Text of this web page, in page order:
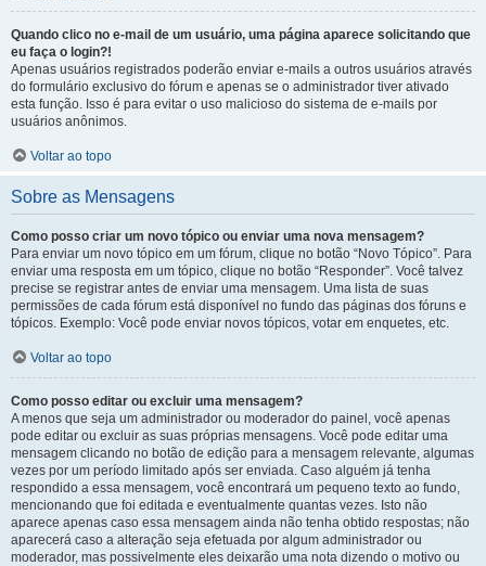
Quando clico no e-mail de um usuário, uma página aparece solicitando que
eu faça o login?!
Apenas usuários registrados poderão enviar e-mails a outros usuários através
do formulário exclusivo do fórum e apenas se o administrador tiver ativado
esta função. Isso é para evitar o uso malicioso do sistema de e-mails por
usuários anônimos.
Voltar ao topo
Sobre as Mensagens
Como posso criar um novo tópico ou enviar uma nova mensagem?
Para enviar um novo tópico em um fórum, clique no botão “Novo Tópico”. Para
enviar uma resposta em um tópico, clique no botão “Responder”. Você talvez
precise se registrar antes de enviar uma mensagem. Uma lista de suas
permissões de cada fórum está disponível no fundo das páginas dos fóruns e
tópicos. Exemplo: Você pode enviar novos tópicos, votar em enquetes, etc.
Voltar ao topo
Como posso editar ou excluir uma mensagem?
A menos que seja um administrador ou moderador do painel, você apenas
pode editar ou excluir as suas próprias mensagens. Você pode editar uma
mensagem clicando no botão de edição para a mensagem relevante, algumas
vezes por um período limitado após ser enviada. Caso alguém já tenha
respondido a essa mensagem, você encontrará um pequeno texto ao fundo,
mencionando que foi editada e eventualmente quantas vezes. Isto não
aparece apenas caso essa mensagem ainda não tenha obtido respostas; não
aparecerá caso a alteração seja efetuada por algum administrador ou
moderador, mas possivelmente eles deixarão uma nota dizendo o motivo ou